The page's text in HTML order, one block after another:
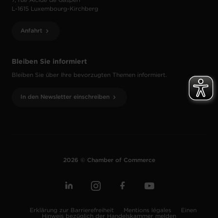
Bleiben Sie informiert
Bleiben Sie über Ihre bevorzugten Themen informiert.
In den Newsletter einschreiben
L-1615 Luxembourg-Kirchberg
Anfahrt
2026 © Chamber of Commerce
Erklärung zur Barrierefreiheit Mentions légales
Einen
Hinweis bezüglich der Handelskammer melden